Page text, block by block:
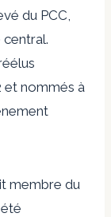
du PCC,
et nommés à
membre du